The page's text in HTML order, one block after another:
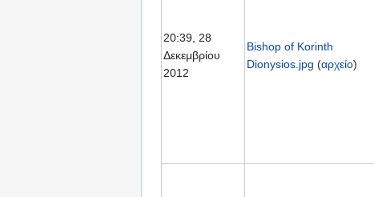
20:39, 28
Δεκεμβρίου
2012
Bishop of Korinth
Dionysios.jpg (αρχείο)